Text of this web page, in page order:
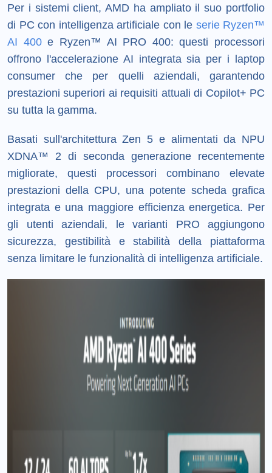
Per i sistemi client, AMD ha ampliato il suo portfolio
di PC con intelligenza artificiale con le serie Ryzen™
AI 400e Ryzen™ AI PRO 400: questi processori
offrono l'accelerazione AI integrata sia per i laptop
consumer che per quelli aziendali, garantendo
prestazioni superiori ai requisiti attuali di Copilot+ PC
su tutta la gamma.
Basati sull'architettura Zen 5 e alimentati da NPU
XDNA™ 2 di seconda generazione recentemente
migliorate, questi processori combinano elevate
prestazioni della CPU, una potente scheda grafica
integrata e una maggiore efficienza energetica. Per
gli utenti aziendali, le varianti PRO aggiungono
sicurezza, gestibilità e stabilità della piattaforma
senza limitare le funzionalità di intelligenza artificiale.